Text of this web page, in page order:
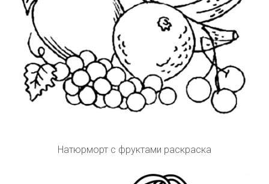
Натюрморт с фруктами раскраска